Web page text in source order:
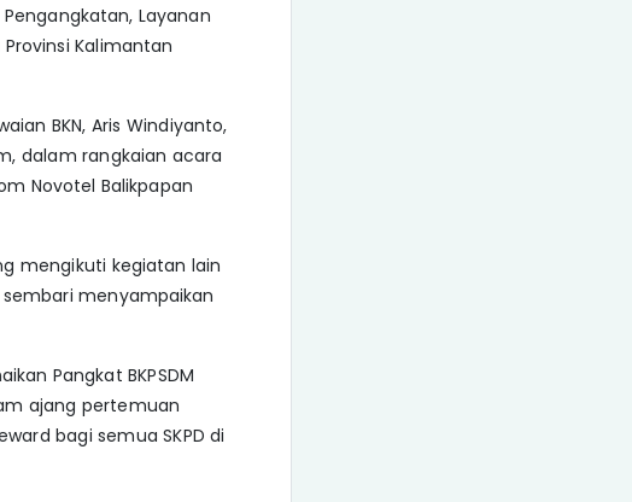
Layanan
Kalimantan
BKN, Aris Windiyanto,
dalam rangkaian acara
Novotel Balikpapan
mengikuti kegiatan lain
menyampaikan
Pangkat BKPSDM
ajang pertemuan
bagi semua SKPD di